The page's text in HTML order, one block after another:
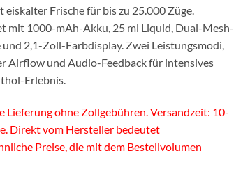
eiskalter Frische für bis zu 25.000 Züge.
mit 1000-mAh-Akku, 25 ml Liquid, Dual-Mesh-
und 2,1-Zoll-Farbdisplay. Zwei Leistungsmodi,
Airflow und Audio-Feedback für intensives
Erlebnis.
Lieferung ohne Zollgebühren. Versandzeit: 10-
Direkt vom Hersteller bedeutet
Preise, die mit dem Bestellvolumen